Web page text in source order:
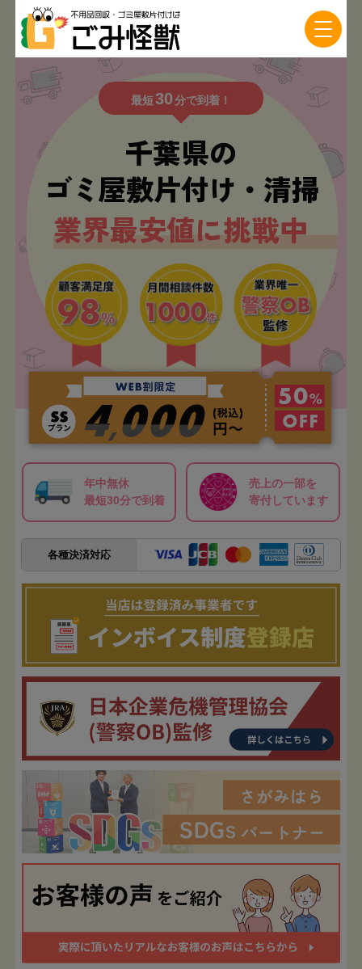
最短30分で到着！
千葉県の
ゴミ屋敷片付け・清掃
業界最安値に挑戦中
年中無休
最短30分で到着
売上の一部を
寄付しています
各種決済対応